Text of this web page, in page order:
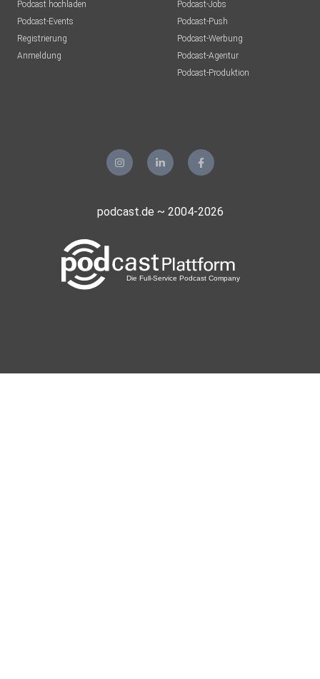
Podcast hochladen
Podcast-Events
Registrierung
Anmeldung
Podcast-Jobs
Podcast-Push
Podcast-Werbung
Podcast-Agentur
Podcast-Produktion
podcast.de ~ 2004-2026